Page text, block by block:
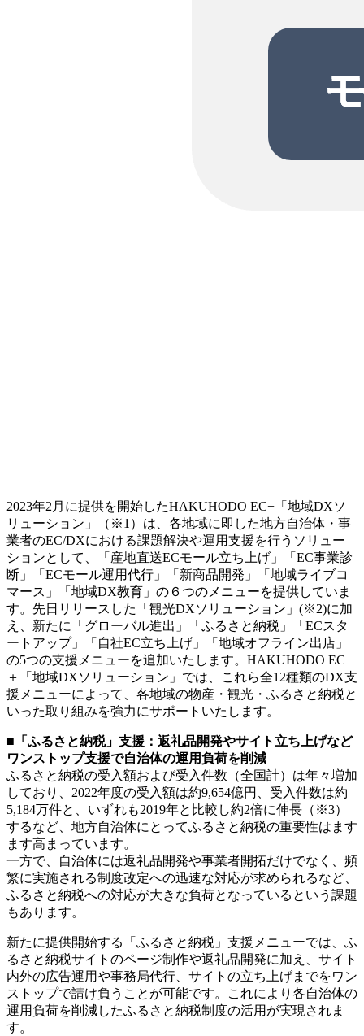
2023年2月に提供を開始したHAKUHODO EC+「地域DXソ
リューション」（※1）は、各地域に即した地方自治体・事
業者のEC/DXにおける課題解決や運用支援を行うソリュー
ションとして、「産地直送ECモール立ち上げ」「EC事業診
断」「ECモール運用代行」「新商品開発」「地域ライブコ
マース」「地域DX教育」の６つのメニューを提供していま
す。先日リリースした「観光DXソリューション」(※2)に加
え、新たに「グローバル進出」「ふるさと納税」「ECスタ
ートアップ」「自社EC立ち上げ」「地域オフライン出店」
の5つの支援メニューを追加いたします。HAKUHODO EC
＋「地域DXソリューション」では、これら全12種類のDX支
援メニューによって、各地域の物産・観光・ふるさと納税と
いった取り組みを強力にサポートいたします。
■「ふるさと納税」支援：返礼品開発やサイト立ち上げなど
ワンストップ支援で自治体の運用負荷を削減
ふるさと納税の受入額および受入件数（全国計）は年々増加
しており、2022年度の受入額は約9,654億円、受入件数は約
5,184万件と、いずれも2019年と比較し約2倍に伸長（※3）
するなど、地方自治体にとってふるさと納税の重要性はます
ます高まっています。
一方で、自治体には返礼品開発や事業者開拓だけでなく、頻
繁に実施される制度改定への迅速な対応が求められるなど、
ふるさと納税への対応が大きな負荷となっているという課題
もあります。
新たに提供開始する「ふるさと納税」支援メニューでは、ふ
るさと納税サイトのページ制作や返礼品開発に加え、サイト
内外の広告運用や事務局代行、サイトの立ち上げまでをワン
ストップで請け負うことが可能です。これにより各自治体の
運用負荷を削減したふるさと納税制度の活用が実現されま
す。